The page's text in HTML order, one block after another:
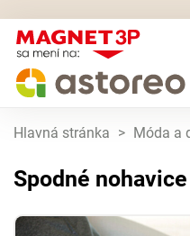
Hlavná stránka > Móda a
Spodné nohavice